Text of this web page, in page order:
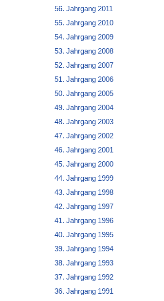
56. Jahrgang 2011
55. Jahrgang 2010
54. Jahrgang 2009
53. Jahrgang 2008
52. Jahrgang 2007
51. Jahrgang 2006
50. Jahrgang 2005
49. Jahrgang 2004
48. Jahrgang 2003
47. Jahrgang 2002
46. Jahrgang 2001
45. Jahrgang 2000
44. Jahrgang 1999
43. Jahrgang 1998
42. Jahrgang 1997
41. Jahrgang 1996
40. Jahrgang 1995
39. Jahrgang 1994
38. Jahrgang 1993
37. Jahrgang 1992
36. Jahrgang 1991